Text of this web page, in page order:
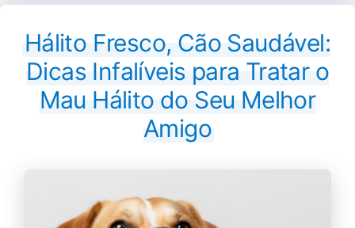
Hálito Fresco, Cão Saudável:
Dicas Infalíveis para Tratar o
Mau Hálito do Seu Melhor
Amigo